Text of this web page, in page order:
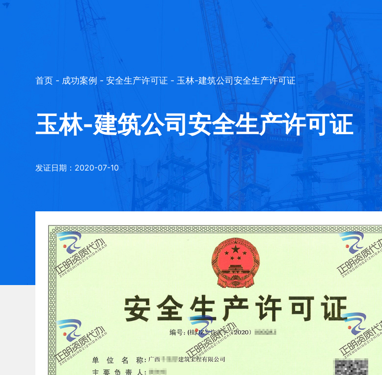
首页 - 成功案例 - 安全生产许可证 - 玉林-建筑公司安全生产许可证
玉林-建筑公司安全生产许可证
发证日期：2020-07-10